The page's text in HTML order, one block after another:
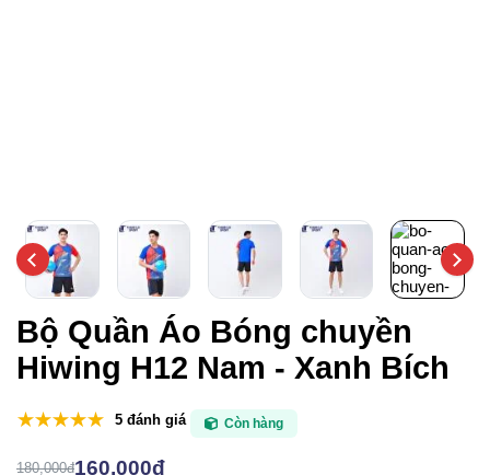
Bộ Quần Áo Bóng chuyền
Hiwing H12 Nam - Xanh Bích
5 đánh giá Còn hàng
180,000đ160,000đ